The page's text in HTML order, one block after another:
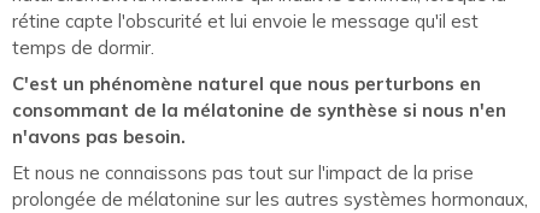
rétine capte l'obscurité et lui envoie le message qu'il est
temps de dormir.
C'est un phénomène naturel que nous perturbons en
consommant de la mélatonine de synthèse si nous n'en
n'avons pas besoin.
Et nous ne connaissons pas tout sur l'impact de la prise
prolongée de mélatonine sur les autres systèmes hormonaux,